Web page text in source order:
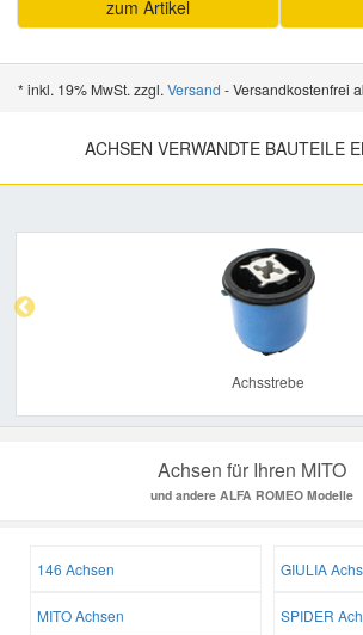
zum Artikel
* inkl. 19% MwSt. zzgl. Versand - Versandkostenfrei
ACHSEN VERWANDTE BAUTEILE
Achsstrebe
Achsen für Ihren MITO
und andere ALFA ROMEO Modelle
146 Achsen GIULIA
MITO Achsen SPIDER